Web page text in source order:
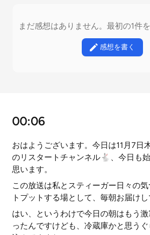
まだ感想はありません。最初の1件
感想を書く
00:06
おはようございます。今日は11月7日
のリスタートチャンネル🐇、今日も
思います。
この放送は私とスティーガー日々の
トプットする場として、毎朝お届けし
はい、というわけで今日の朝はもう
ったんですけども、冷蔵庫かと思う